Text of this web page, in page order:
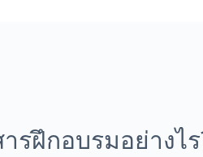
รฝึกอบรมอย่างไ